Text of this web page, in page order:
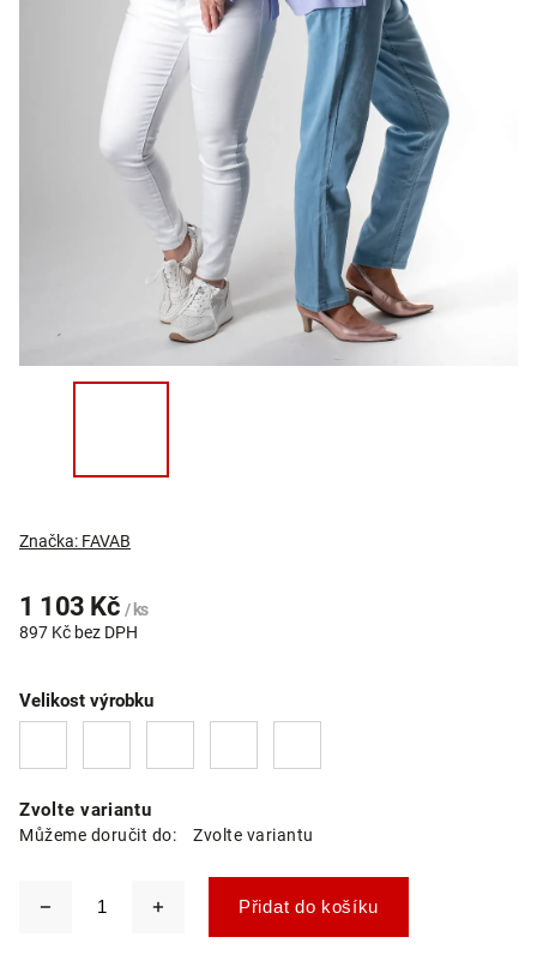
Značka: FAVAB
1 103 Kč / ks
897 Kč bez DPH
Zvolte variantu
Můžeme doručit do: Zvolte variantu
Velikost výrobku
Přidat do košíku